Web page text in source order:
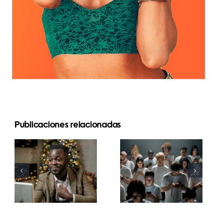
Publicaciones relacionadas
Cómo
ocultar
seguidores
en LinkedIn
para
preservar la
Consejos
para crear
anuncios
atractivos
en
Facebook